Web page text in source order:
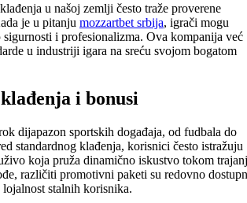
u našoj zemlji često traže proverene
je u pitanju mozzartbet srbija, igrači mogu
i profesionalizma. Ova kompanija već
u industriji igara na sreću svojom bogatom
i bonusi
dijapazon sportskih događaja, od fudbala do
standardnog klađenja, korisnici često istražuju
koja pruža dinamično iskustvo tokom
različiti promotivni paketi su redovno
stalnih korisnika.